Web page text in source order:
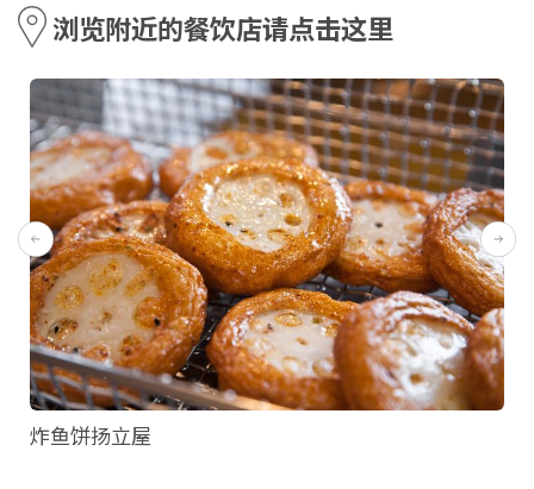
浏览附近的餐饮店请点击这里
炸鱼饼扬立屋